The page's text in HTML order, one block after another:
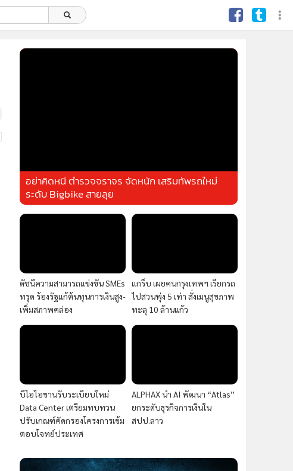
อย่าคิดหนี ตำรวจจราจร จัดหนัก เสริมทัพรถใหม่
ระดับ Bigbike สายลุย
ดัชนีความสามารถแข่งขัน SMEs
ทรุด ร้องรัฐแก้ต้นทุนการเงินสูง-
เพิ่มสภาพคล่อง
แกร็บ เผยคนกรุงเทพฯ เรียกรถ
ไปสวนพุ่ง 5 เท่า สั่งเมนูสุขภาพ
ทะลุ 10 ล้านแก้ว
บีโอไอขานรับระเบียบใหม่
Data Center เตรียมทบทวน
ปรับเกณฑ์คัดกรองโครงการเข้ม
ตอบโจทย์ประเทศ
ALPHAX นำ AI พัฒนา “Atlas”
ยกระดับธุรกิจการเงินใน
สปป.ลาว